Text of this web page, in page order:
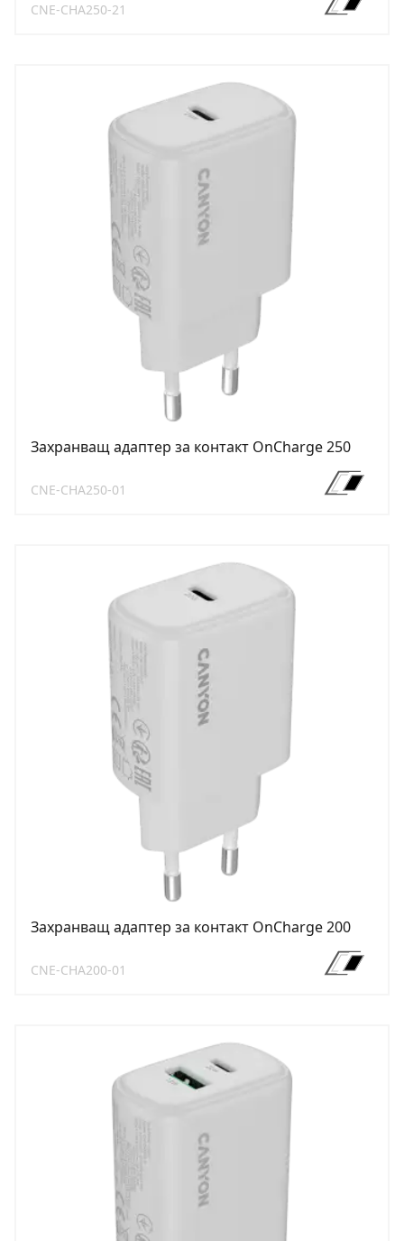
CNE-CHA250-21
Захранващ адаптер за контакт OnCharge 250
CNE-CHA250-01
Захранващ адаптер за контакт OnCharge 200
CNE-CHA200-01